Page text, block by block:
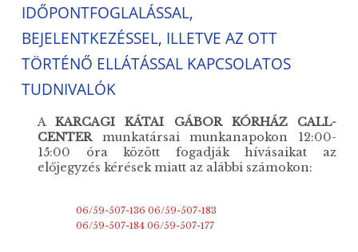
IDŐPONTFOGLALÁSSAL,
BEJELENTKEZÉSSEL, ILLETVE AZ OTT
TÖRTÉNŐ ELLÁTÁSSAL KAPCSOLATOS
TUDNIVALÓK
AKARCAGI KÁTAI GÁBOR KÓRHÁZ CALL-
CENTERmunkatársai munkanapokon 12:00-
15:00 óra között fogadják hívásaikat az
előjegyzés kérések miatt az alábbi számokon:
06/59-507-136 06/59-507-183
06/59-507-184 06/59-507-177